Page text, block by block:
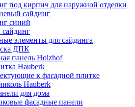
под кирпич для наружной отделки
сайдинг
синий
элементы для сайдинга
ДПК
панель Holzhof
Hauberk
к фасадной плитке
Hauberk
для дома
фасадные панели